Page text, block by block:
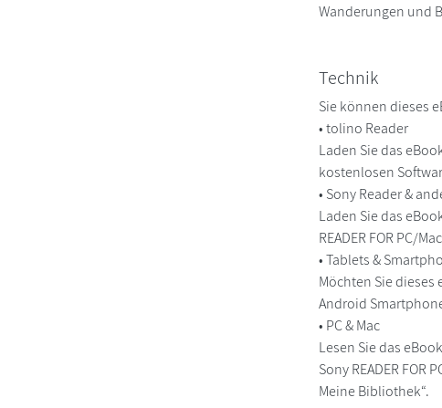
Wanderungen und
Technik
Sie können dieses
• tolino Reader
Laden Sie das
kostenlosen
• Sony Reader &
Laden Sie das
READER FOR PC/
• Tablets &
Möchten Sie
Android
• PC & Mac
Lesen Sie das
Sony READER
Meine Bibliothek“.